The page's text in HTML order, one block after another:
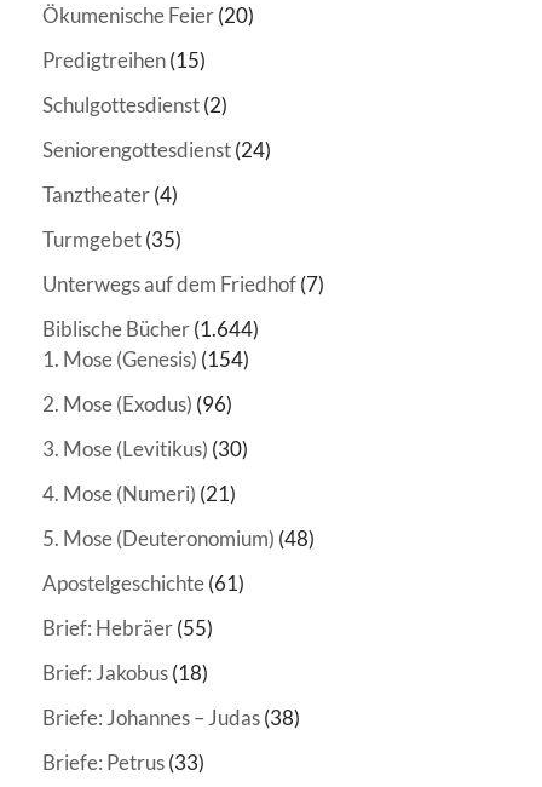
Ökumenische Feier(20)
Predigtreihen(15)
Schulgottesdienst(2)
Seniorengottesdienst(24)
Tanztheater(4)
Turmgebet(35)
Unterwegs auf dem Friedhof(7)
Biblische Bücher(1.644)
1. Mose (Genesis) (154)
2. Mose (Exodus) (96)
3. Mose (Levitikus) (30)
4. Mose (Numeri) (21)
5. Mose (Deuteronomium) (48)
Apostelgeschichte(61)
Brief: Hebräer(55)
Brief: Jakobus(18)
Briefe: Johannes – Judas(38)
Briefe: Petrus(33)